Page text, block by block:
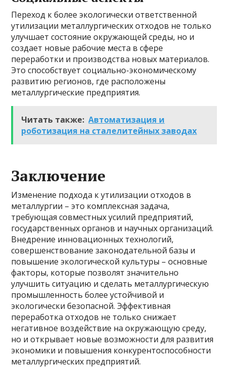
Переход к более экологически ответственной
утилизации металлургических отходов не только
улучшает состояние окружающей среды, но и
создает новые рабочие места в сфере
переработки и производства новых материалов.
Это способствует социально-экономическому
развитию регионов, где расположены
металлургические предприятия.
Читать также: Автоматизация и
роботизация на сталелитейных заводах
Заключение
Изменение подхода к утилизации отходов в
металлургии – это комплексная задача,
требующая совместных усилий предприятий,
государственных органов и научных организаций.
Внедрение инновационных технологий,
совершенствование законодательной базы и
повышение экологической культуры – основные
факторы, которые позволят значительно
улучшить ситуацию и сделать металлургическую
промышленность более устойчивой и
экологически безопасной. Эффективная
переработка отходов не только снижает
негативное воздействие на окружающую среду,
но и открывает новые возможности для развития
экономики и повышения конкурентоспособности
металлургических предприятий.